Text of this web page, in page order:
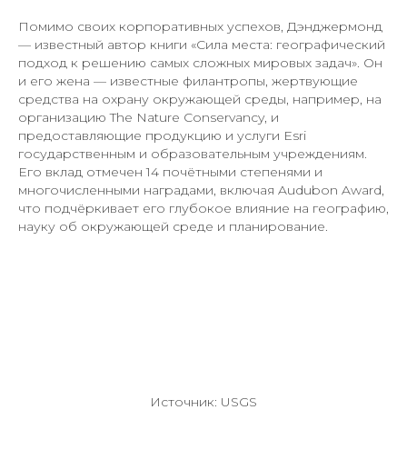
Помимо своих корпоративных успехов, Дэнджермонд
— известный автор книги «Сила места: географический
подход к решению самых сложных мировых задач». Он
и его жена — известные филантропы, жертвующие
средства на охрану окружающей среды, например, на
организацию The Nature Conservancy, и
предоставляющие продукцию и услуги Esri
государственным и образовательным учреждениям.
Его вклад отмечен 14 почётными степенями и
многочисленными наградами, включая Audubon Award,
что подчёркивает его глубокое влияние на географию,
науку об окружающей среде и планирование.
Источник: USGS